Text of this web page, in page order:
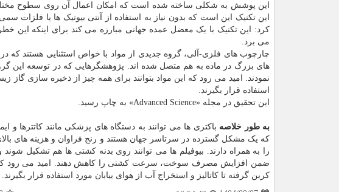
این پوشش به شکلی ساخته شده است که امکان اعمال آن روی سطوح مختلف
این تکنیک این است که بدون نیاز به استفاده از آنتی بیوتیک ها یا فلزات
کرد: این تکنیک با یک معضل عمده جهانی مبارزه می کند برای اینکه این
می برد.
چارچوب های فلزی-آلی، گروه جدیدی از مواد با خواص استثنایی هستند که
نمودند. امید می رود که این مواد بتوانند برای همه چیز از ذخیره سازی گاز
استفاده قرار بگیرند.
این تحقیق در مجله «Advanced Science» به چاپ رسید.
به طور خلاصه باکتری ها می توانند به دستگاه های پزشکی مانند کاتترها و
که یک مشکل گسترده در سرتاسر جهان هستند و رنج فراوان و هزینه های
را به همراه دارند. بیوفیلم ها می توانند روی بدنه کشتی ها هم تشکیل
ضمن افزایش مصرف سوخت، سرعت کشتی را کاهش دهند. امید می رود که
کربن گرفته تا کاتالیز و استخراج آب از هوای بیابان مورد استفاده قرار بگیرند.